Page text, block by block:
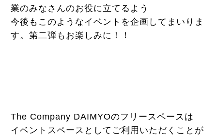
業のみなさんのお役に立てるよう
今後もこのようなイベントを企画してまいりま
す。第二弾もお楽しみに！！
The Company DAIMYOのフリースペースは
イベントスペースとしてご利用いただくことが